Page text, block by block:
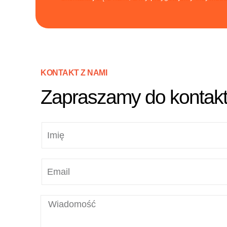
KONTAKT Z NAMI
Zapraszamy do